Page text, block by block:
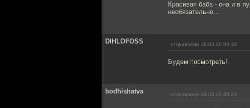
Красивая баба - она и в
необязательно...
DIHLOFOSS отправлено 18.03.16 09:19
Будем посмотреть!
bodhishatva отправлено 18.03.16 09:20